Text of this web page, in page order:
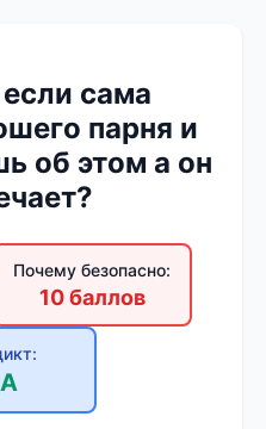
сама
парня и
об этом а он
Почему безопасно:
10 баллов